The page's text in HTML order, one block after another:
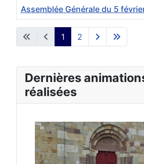
Articles
Assemblée Générale du 5
1 2
Dernières
réalisées